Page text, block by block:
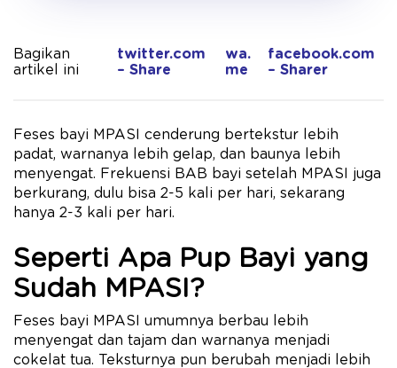
Bagikan
artikel ini
twitter.com
– Share
wa.
me
facebook.com
– Sharer
Feses bayi MPASI cenderung bertekstur lebih
padat, warnanya lebih gelap, dan baunya lebih
menyengat. Frekuensi BAB bayi setelah MPASI juga
berkurang, dulu bisa 2-5 kali per hari, sekarang
hanya 2-3 kali per hari.
Seperti Apa Pup Bayi yang
Sudah MPASI?
Feses bayi MPASI umumnya berbau lebih
menyengat dan tajam dan warnanya menjadi
cokelat tua. Teksturnya pun berubah menjadi lebih